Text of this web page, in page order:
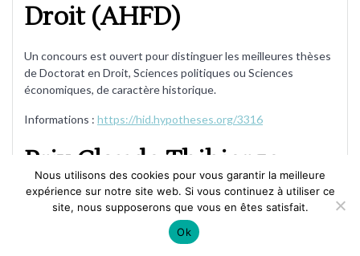
Droit (AHFD)
Un concours est ouvert pour distinguer les meilleures thèses
de Doctorat en Droit, Sciences politiques ou Sciences
économiques, de caractère historique.
Informations : https://hid.hypotheses.org/3316
Prix Claude Thibierge
Association Rencontres Notariat-Université (ARNU)
L’ARNU organise chaque année un concours national,
dénommé « prix Claude THIBIERGE » du nom d’un notaire
Nous utilisons des cookies pour vous garantir la meilleure
expérience sur notre site web. Si vous continuez à utiliser ce
site, nous supposerons que vous en êtes satisfait.
Ok